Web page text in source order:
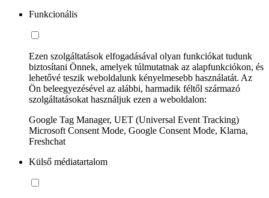
Funkcionális
Ezen szolgáltatások elfogadásával olyan funkciókat tudunk
biztosítani Önnek, amelyek túlmutatnak az alapfunkciókon, és
lehetővé teszik weboldalunk kényelmesebb használatát. Az
Ön beleegyezésével az alábbi, harmadik féltől származó
szolgáltatásokat használjuk ezen a weboldalon:
Google Tag Manager, UET (Universal Event Tracking)
Microsoft Consent Mode, Google Consent Mode, Klarna,
Freshchat
Külső médiatartalom